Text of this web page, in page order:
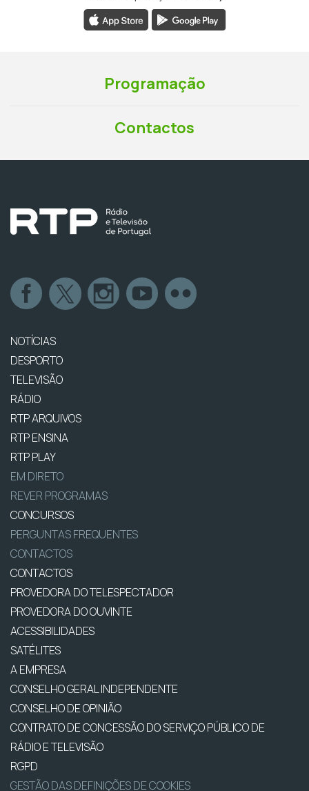
Programação
Contactos
NOTÍCIAS
DESPORTO
TELEVISÃO
RÁDIO
RTP ARQUIVOS
RTP ENSINA
RTP PLAY
EM DIRETO
REVER PROGRAMAS
CONCURSOS
PERGUNTAS FREQUENTES
CONTACTOS
CONTACTOS
PROVEDORA DO TELESPECTADOR
PROVEDORA DO OUVINTE
ACESSIBILIDADES
SATÉLITES
A EMPRESA
CONSELHO GERAL INDEPENDENTE
CONSELHO DE OPINIÃO
CONTRATO DE CONCESSÃO DO SERVIÇO PÚBLICO DE
RÁDIO E TELEVISÃO
RGPD
GESTÃO DAS DEFINIÇÕES DE COOKIES